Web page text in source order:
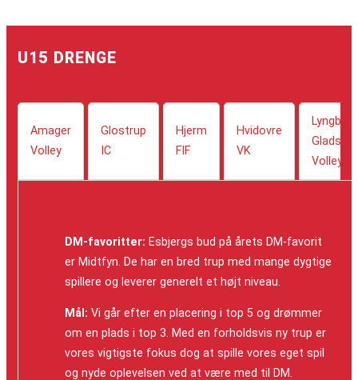
U15 DRENGE
Amager
Volley
Glostrup
IC
Hjerm
FIF
Hvidovre
VK
Lyngby-
Volley
DM-favoritter: Esbjergs bud på årets DM-favorit
er Midtfyn. De har en bred trup med mange dygtige
spillere og leverer generelt et højt niveau.
Mål: Vi går efter en placering i top 5 og drømmer
om en plads i top 3. Med en forholdsvis ny trup er
vores vigtigste fokus dog at spille vores eget spil
og nyde oplevelsen ved at være med til DM.